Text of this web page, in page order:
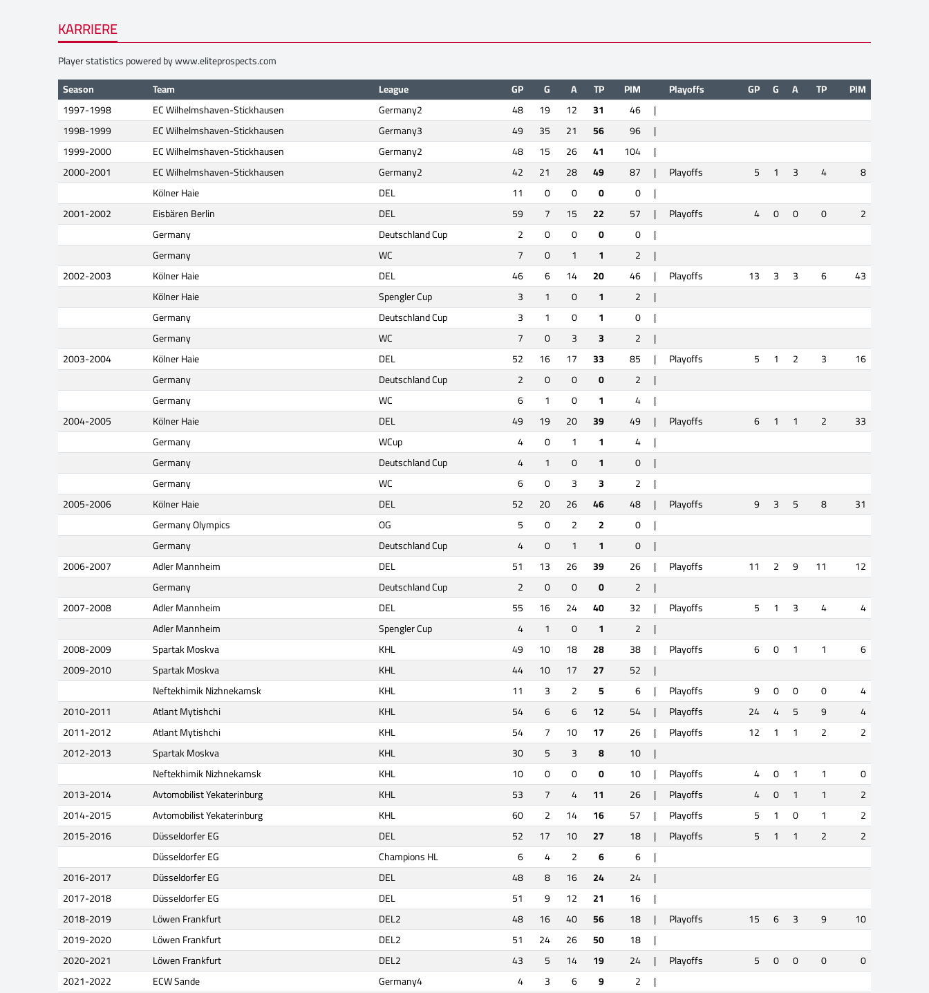
KARRIERE
Player statistics powered bywww.eliteprospects.com
Season
Team League GP G A TP PIM Playoffs GP G A TP
PIM
1997-1998
EC Wilhelmshaven-Stickhausen Germany2 48 19 12 31 46
|
1998-1999
EC Wilhelmshaven-Stickhausen Germany3 49 35 21 56 96
|
1999-2000
EC Wilhelmshaven-Stickhausen Germany2 48 15 26 41 104
|
2000-2001
EC Wilhelmshaven-Stickhausen Germany2 42 21 28 49 87 | Playoffs 5 1 3 4
8
Kölner Haie
DEL 11 0 0 0 0
|
2001-2002
Eisbären Berlin DEL 59 7 15 22 57 | Playoffs 4 0 0 0
2
Germany
Deutschland Cup 2 0 0 0 0
|
Germany
WC 7 0 1 1 2
|
2002-2003
Kölner Haie DEL 46 6 14 20 46 | Playoffs 13 3 3 6
43
Kölner Haie
Spengler Cup 3 1 0 1 2
|
Germany
Deutschland Cup 3 1 0 1 0
|
Germany
WC 7 0 3 3 2
|
2003-2004
Kölner Haie DEL 52 16 17 33 85 | Playoffs 5 1 2 3
16
Germany
Deutschland Cup 2 0 0 0 2
|
Germany
WC 6 1 0 1 4
|
2004-2005
Kölner Haie DEL 49 19 20 39 49 | Playoffs 6 1 1 2
33
Germany
WCup 4 0 1 1 4
|
Germany
Deutschland Cup 4 1 0 1 0
|
Germany
WC 6 0 3 3 2
|
2005-2006
Kölner Haie DEL 52 20 26 46 48 | Playoffs 9 3 5 8
31
Germany Olympics
OG 5 0 2 2 0
|
Germany
Deutschland Cup 4 0 1 1 0
|
2006-2007
Adler Mannheim DEL 51 13 26 39 26 | Playoffs 11 2 9 11
12
Germany
Deutschland Cup 2 0 0 0 2
|
2007-2008
Adler Mannheim DEL 55 16 24 40 32 | Playoffs 5 1 3 4
4
Adler Mannheim
Spengler Cup 4 1 0 1 2
|
2008-2009
Spartak Moskva KHL 49 10 18 28 38 | Playoffs 6 0 1 1
6
2009-2010
Spartak Moskva KHL 44 10 17 27 52
|
Neftekhimik Nizhnekamsk
KHL 11 3 2 5 6 | Playoffs 9 0 0 0
4
2010-2011
Atlant Mytishchi KHL 54 6 6 12 54 | Playoffs 24 4 5 9
4
2011-2012
Atlant Mytishchi KHL 54 7 10 17 26 | Playoffs 12 1 1 2
2
2012-2013
Spartak Moskva KHL 30 5 3 8 10
|
Neftekhimik Nizhnekamsk
KHL 10 0 0 0 10 | Playoffs 4 0 1 1
0
2013-2014
Avtomobilist Yekaterinburg KHL 53 7 4 11 26 | Playoffs 4 0 1 1
2
2014-2015
Avtomobilist Yekaterinburg KHL 60 2 14 16 57 | Playoffs 5 1 0 1
2
2015-2016
Düsseldorfer EG DEL 52 17 10 27 18 | Playoffs 5 1 1 2
2
Düsseldorfer EG
Champions HL 6 4 2 6 6
|
2016-2017
Düsseldorfer EG DEL 48 8 16 24 24
|
2017-2018
Düsseldorfer EG DEL 51 9 12 21 16
|
2018-2019
Löwen Frankfurt DEL2 48 16 40 56 18 | Playoffs 15 6 3 9
10
2019-2020
Löwen Frankfurt DEL2 51 24 26 50 18
|
2020-2021
Löwen Frankfurt DEL2 43 5 14 19 24 | Playoffs 5 0 0 0
0
2021-2022
ECW Sande Germany4 4 3 6 9 2
|